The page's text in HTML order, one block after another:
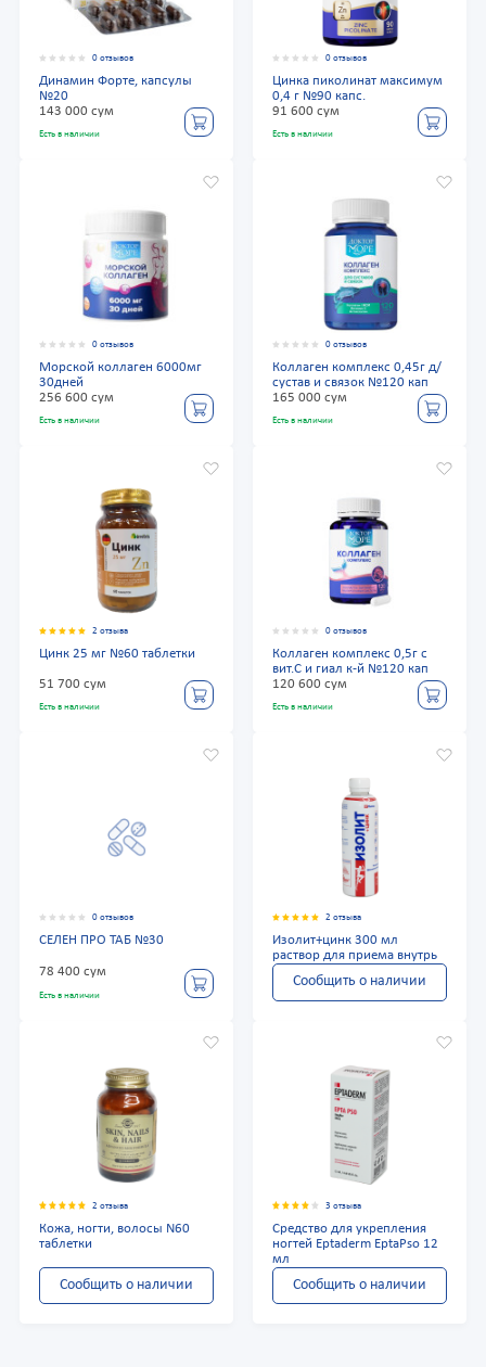
0 отзывов
Динамин Форте, капсулы
№20
143 000 сум
Есть в наличии
0 отзывов
Цинка пиколинат максимум
0,4 г №90 капс.
91 600 сум
Есть в наличии
0 отзывов
Морской коллаген 6000мг
30дней
256 600 сум
Есть в наличии
0 отзывов
Коллаген комплекс 0,45г д/
сустав и связок №120 кап
165 000 сум
Есть в наличии
2 отзыва
Цинк 25 мг №60 таблетки
51 700 сум
Есть в наличии
0 отзывов
Коллаген комплекс 0,5г с
вит.С и гиал к-й №120 кап
120 600 сум
Есть в наличии
0 отзывов
СЕЛЕН ПРО ТАБ №30
78 400 сум
Есть в наличии
2 отзыва
Изолит+цинк 300 мл
раствор для приема внутрь
Сообщить о наличии
2 отзыва
Кожа, ногти, волосы N60
таблетки
Сообщить о наличии
3 отзыва
Средство для укрепления
ногтей Eptaderm EptaPso 12
мл
Сообщить о наличии